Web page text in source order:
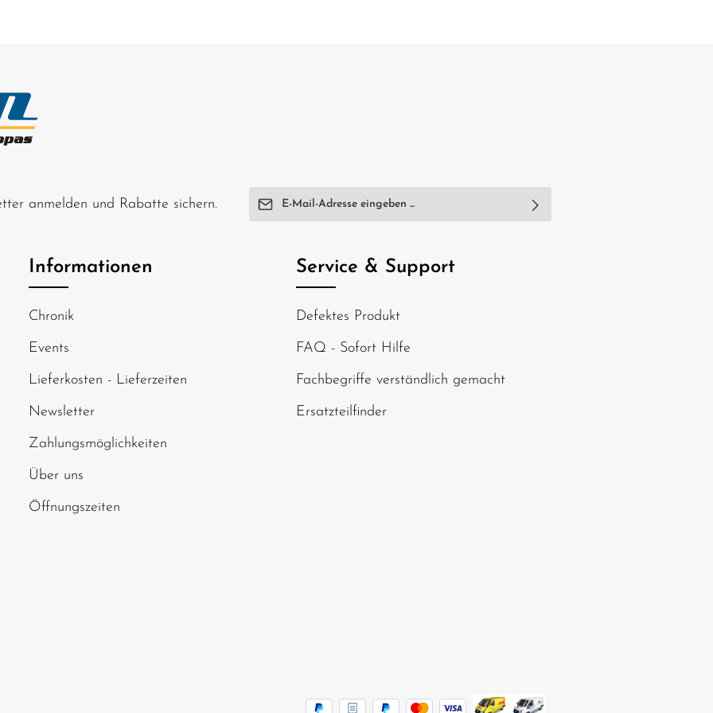
anmelden und Rabatte sichern. E-Mail-Adresse*
einverstanden.
abgebildeten Zeichen ein*
Informationen
Chronik
Events
Lieferkosten - Lieferzeiten
Newsletter
Zahlungsmöglichkeiten
Über uns
Öffnungszeiten
Service & Support
Defektes Produkt
FAQ - Sofort Hilfe
Fachbegriffe verständlich gemacht
Ersatzteilfinder